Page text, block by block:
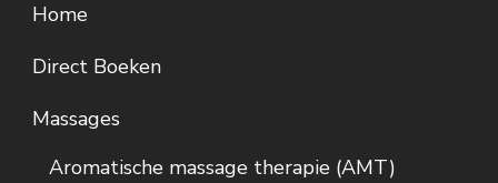
Home
Direct Boeken
Massages
Aromatische massage therapie (AMT)